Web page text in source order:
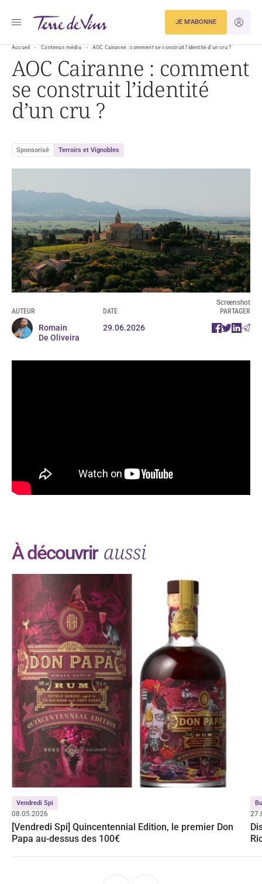
JE
JE M'ABONNE
Accueil Contenus média AOC Cairanne : comment se construit l’identité d’un cru ?
AOC Cairanne : comment
se construit l’identité
d’un cru ?
Sponsorisé Terroirs et Vignobles
Screenshot
AUTEUR
Romain
De Oliveira
DATE
29.06.2026
PARTAGER
À découvrir aussi
Vendredi Spi
08.05.2026
[Vendredi Spi] Quincentennial Edition, le premier Don
Papa au-dessus des 100€